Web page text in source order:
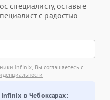
специалисту, оставьте
с радостью
Infinix, Вы соглашаетесь с
Infinix в Чебоксарах: